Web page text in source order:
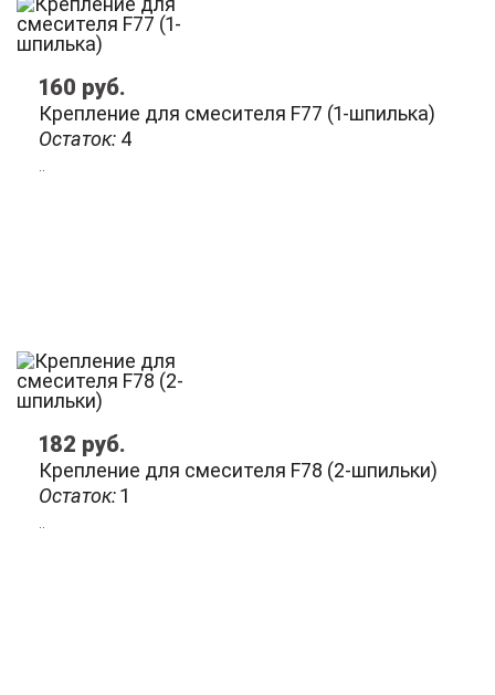
Остаток: 4
Крепление для смесителя F77 (1-шпилька)
160 руб.
Остаток:1
Крепление для смесителя F78 (2-шпильки)
182 руб.